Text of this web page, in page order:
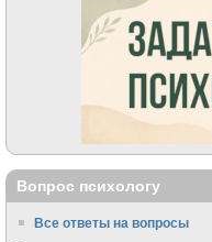
Вопрос психологу
Все ответы на вопросы